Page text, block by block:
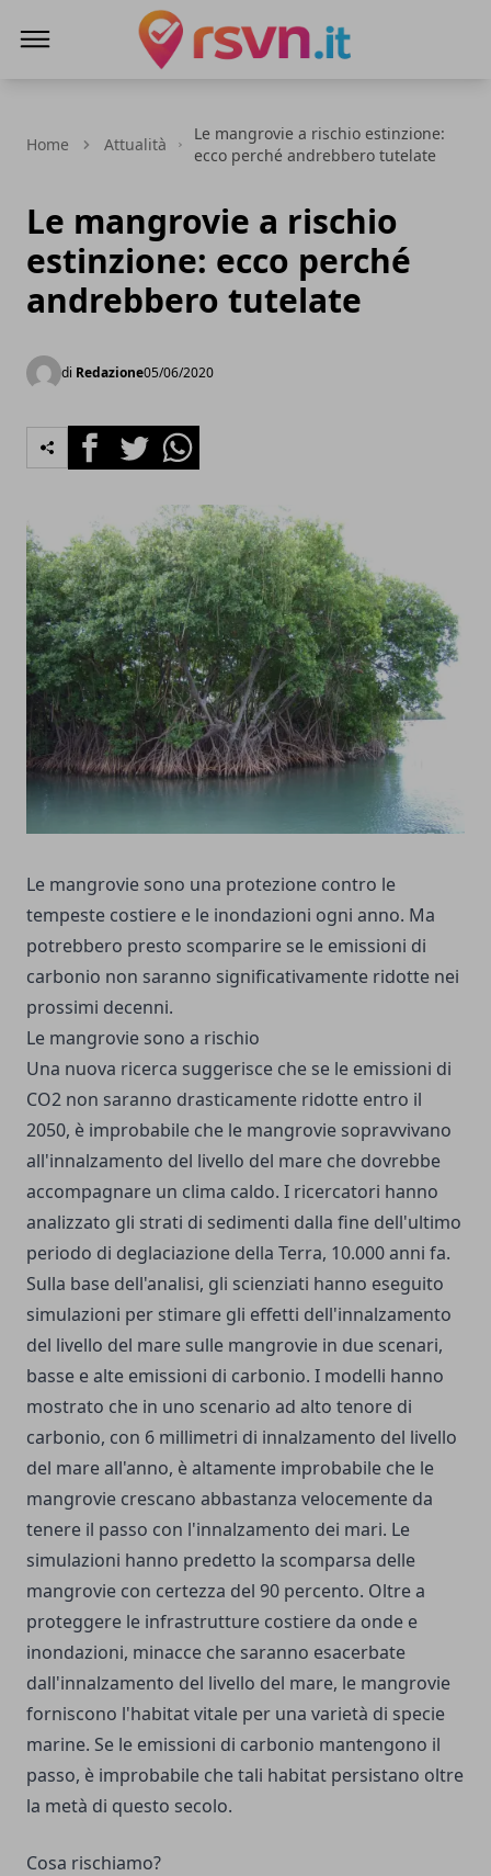
Home Attualità
Le mangrovie a rischio estinzione:
ecco perché andrebbero tutelate
Le mangrovie a rischio
estinzione: ecco perché
andrebbero tutelate
di Redazione05/06/2020
FacebookTwitterWhatsapp
Le mangrovie sono una protezione contro le
tempeste costiere e le inondazioni ogni anno. Ma
potrebbero presto scomparire se le emissioni di
carbonio non saranno significativamente ridotte nei
prossimi decenni.
Le mangrovie sono a rischio
Una nuova ricerca suggerisce che se le emissioni di
CO2 non saranno drasticamente ridotte entro il
2050, è improbabile che le mangrovie sopravvivano
all'innalzamento del livello del mare che dovrebbe
accompagnare un clima caldo. I ricercatori hanno
analizzato gli strati di sedimenti dalla fine dell'ultimo
periodo di deglaciazione della Terra, 10.000 anni fa.
Sulla base dell'analisi, gli scienziati hanno eseguito
simulazioni per stimare gli effetti dell'innalzamento
del livello del mare sulle mangrovie in due scenari,
basse e alte emissioni di carbonio. I modelli hanno
mostrato che in uno scenario ad alto tenore di
carbonio, con 6 millimetri di innalzamento del livello
del mare all'anno, è altamente improbabile che le
mangrovie crescano abbastanza velocemente da
tenere il passo con l'innalzamento dei mari. Le
simulazioni hanno predetto la scomparsa delle
mangrovie con certezza del 90 percento. Oltre a
proteggere le infrastrutture costiere da onde e
inondazioni, minacce che saranno esacerbate
dall'innalzamento del livello del mare, le mangrovie
forniscono l'habitat vitale per una varietà di specie
marine. Se le emissioni di carbonio mantengono il
passo, è improbabile che tali habitat persistano oltre
la metà di questo secolo.
Cosa rischiamo?